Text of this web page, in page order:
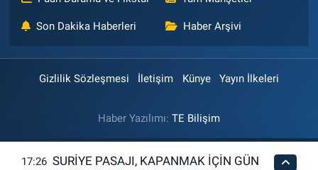
Son Dakika Haberleri Haber Arşivi
Gizlilik Sözleşmesi İletişim Künye Yayın İlkeleri
Haber Yazılımı: TE Bilişim
17:26 SURİYE PASAJI, KAPANMAK İÇİN GÜN